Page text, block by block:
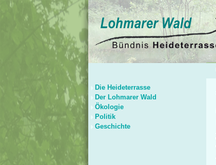
Die Heideterrasse
Der Lohmarer Wald
Ökologie
Politik
Geschichte